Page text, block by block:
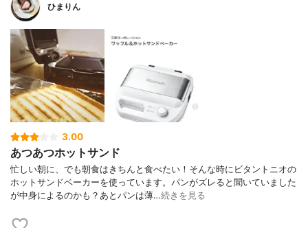
ひまりん
3.00
あつあつホットサンド
忙しい朝に、でも朝食はきちんと食べたい！そんな時にビタントニオの
ホットサンドベーカーを使っています。パンがズレると聞いていました
が中身によるのかも？あとパンは薄…続きを見る